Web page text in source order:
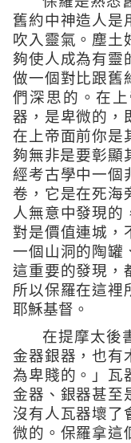
舊約中神造人是
吹入靈氣。塵土
夠使人成為有靈
做一個對比跟舊
們深思的。在
器，是卑微的，
在上帝面前你是
夠無非是要彰顯
經考古學中一個
卷，它是在死海
人無意中發現的
對是價值連城，
一個山洞的陶罐
這重要的發現，
所以保羅在這裡
耶穌基督。
在提摩太後
金器銀器，也有
為卑賤的。 」 瓦
金器、銀器甚至
沒有人瓦器壞了
微的。保羅拿這